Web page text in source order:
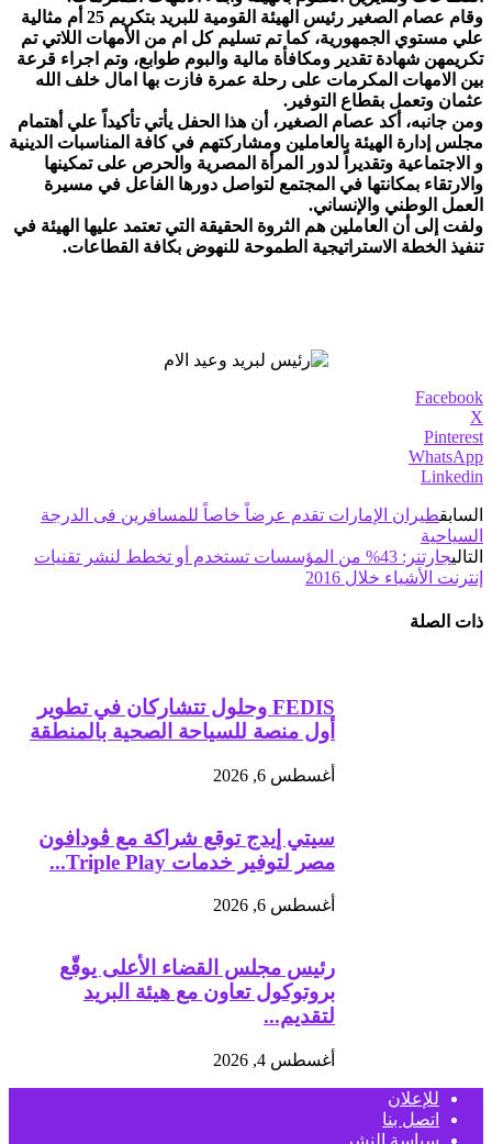
وقام عصام الصغير رئيس الهيئة القومية للبريد بتكريم 25 أم مثالية
علي مستوي الجمهورية، كما تم تسليم كل ام من الأمهات اللاتي تم
تكريمهن شهادة تقدير ومكافأة مالية والبوم طوابع، وتم اجراء قرعة
بين الامهات المكرمات على رحلة عمرة فازت بها امال خلف الله
عثمان وتعمل بقطاع التوفير.
ومن جانبه، أكد عصام الصغير، أن هذا الحفل يأتي تأكيداً علي أهتمام
مجلس إدارة الهيئة بالعاملين ومشاركتهم في كافة المناسبات الدينية
و الاجتماعية وتقديراً لدور المرأة المصرية والحرص على تمكينها
والارتقاء بمكانتها في المجتمع لتواصل دورها الفاعل في مسيرة
العمل الوطني والإنساني.
ولفت إلى أن العاملين هم الثروة الحقيقة التي تعتمد عليها الهيئة في
تنفيذ الخطة الاستراتيجية الطموحة للنهوض بكافة القطاعات.
Facebook
X
Pinterest
WhatsApp
Linkedin
السابقطيران الإمارات تقدم عرضاً خاصاً للمسافرين فى الدرجة
السياحية
التالي
جارتنر: 43% من المؤسسات تستخدم أو تخطط لنشر تقنيات
إنترنت الأشياء خلال 2016
ذات الصلة
FEDIS وحلول تتشاركان في تطوير
أول منصة للسياحة الصحية بالمنطقة
أغسطس 6, 2026
سيتي إيدج توقع شراكة مع ڤودافون
مصر لتوفير خدمات Triple Play...
أغسطس 6, 2026
رئيس مجلس القضاء الأعلى يوقّع
بروتوكول تعاون مع هيئة البريد
لتقديم...
أغسطس 4, 2026
للإعلان
اتصل بنا
سياسة النشر